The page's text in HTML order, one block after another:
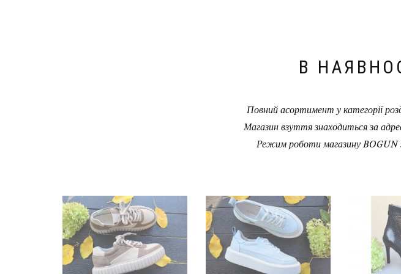
В
Повний асортимент у категорії
Магазин взуття знаходиться за
Режим роботи магазину